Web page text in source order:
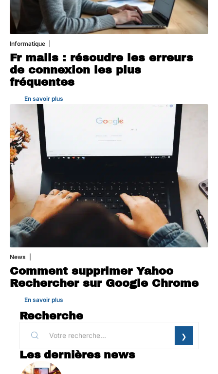
Informatique
Fr mails : résoudre les erreurs
de connexion les plus
fréquentes
En savoir plus
News
Comment supprimer Yahoo
Rechercher sur Google Chrome
En savoir plus
Recherche
Les dernières news